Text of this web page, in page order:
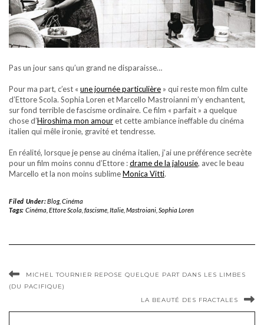
Pas un jour sans qu’un grand ne disparaisse…
Pour ma part, c’est « une journée particulière » qui reste mon film culte
d’Ettore Scola. Sophia Loren et Marcello Mastroianni m’y enchantent,
sur fond terrible de fascisme ordinaire. Ce film « parfait » a quelque
chose d’Hiroshima mon amouret cette ambiance ineffable du cinéma
italien qui mêle ironie, gravité et tendresse.
En réalité, lorsque je pense au cinéma italien, j’ai une préférence secrète
pour un film moins connu d’Ettore :drame de la jalousie, avec le beau
Marcello et la non moins sublimeMonica Vitti.
Filed Under:Blog, Cinéma
Tags: Cinéma Ettore Scola fascisme, Italie, Mastroiani, Sophia Loren
MICHEL TOURNIER REPOSE QUELQUE PART DANS LES LIMBES
(DU PACIFIQUE)
LA BEAUTÉ DES FRACTALES